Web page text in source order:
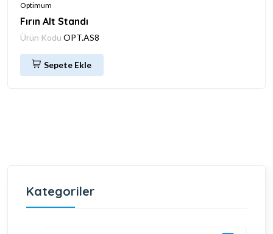
Optimum
Fırın Alt Standı
Ürün Kodu OPT.AS8
Sepete Ekle
Kategoriler